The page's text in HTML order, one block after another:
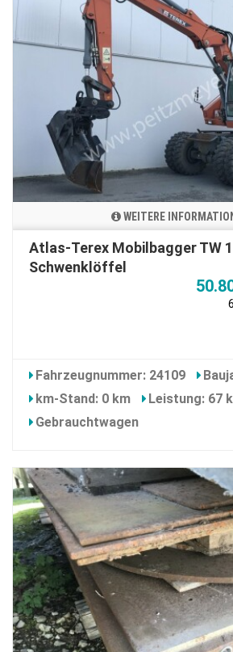
WEITERE
Atlas-Terex Mobilbagger TW
Schwenklöffel
Fahrzeugnummer: 24109
km-Stand: 0 km
Leistung: 67
Gebrauchtwagen